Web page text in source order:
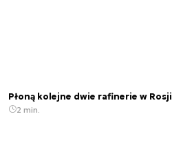
Płoną kolejne dwie rafinerie w Rosji
2 min.